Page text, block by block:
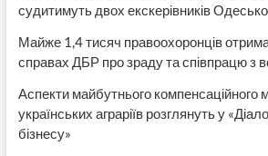
судитимуть двох екскерівників
Майже 1,4 тисяч правоохоронців
справах ДБР про зраду та співпрацю з
Аспекти майбутнього компенсаційного
українських аграріїв розглянуть у
бізнесу»